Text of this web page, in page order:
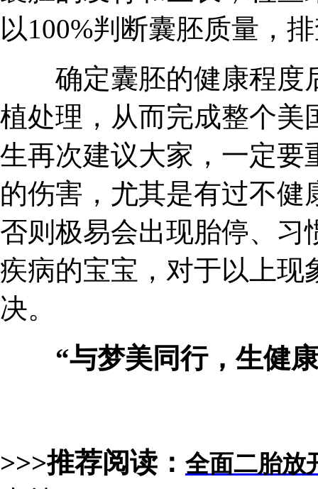
以100%判断囊胚质量，
确定囊胚的健康程度
植处理，从而完成整个美
生再次建议大家，一定要
的伤害，尤其是有过不
否则极易会出现胎停、习
疾病的宝宝，对于以上现
决。
“与梦美同行，生健康
>>>推荐阅读： 全面二胎放